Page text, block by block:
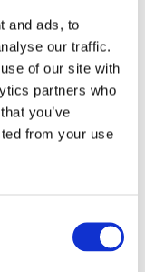
and ads, to
our traffic.
of our site with
partners who
you’ve
from your use